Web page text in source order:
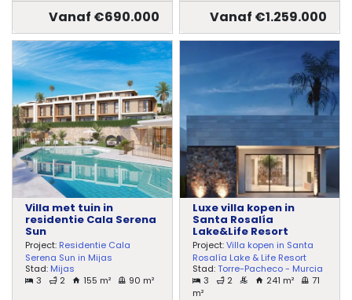
Vanaf €690.000 Vanaf €1.259.000
Villa met tuin in
residentie Cala Serena
Sun
Project: Residentie Cala
Serena Sun in Mijas
Stad: Mijas
3
2 155 m² 90 m²
Luxe villa kopen in
Santa Rosalía
Lake&Life Resort
Project:Villa kopen in Santa
Rosalía Lake & Life Resort
Stad:Torre-Pacheco - Murcia
3
2 241 m²
71
m²